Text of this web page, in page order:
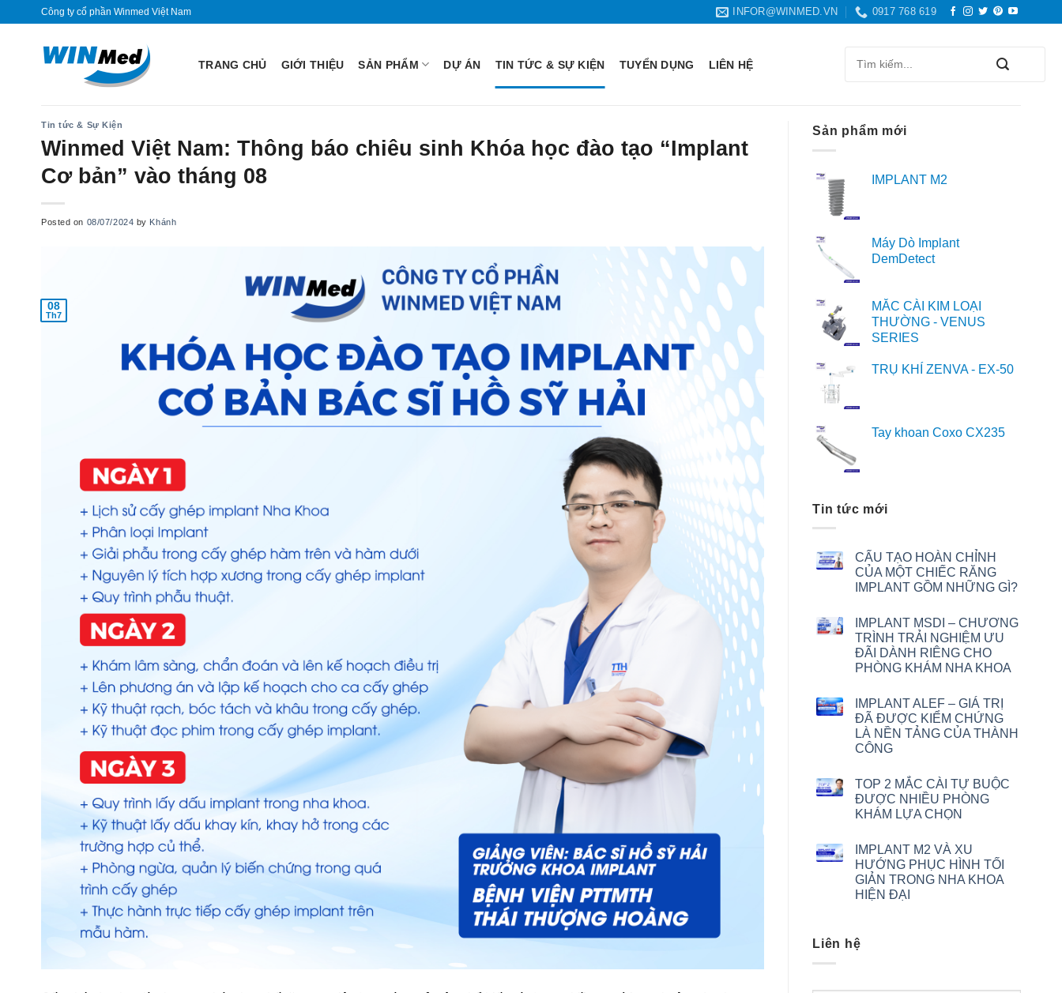
Công ty cổ phần Winmed Việt Nam INFOR@WINMED.VN 0917 768 619
TRANG CHỦ GIỚI THIỆU SẢN PHẨM DỰ ÁN TIN TỨC & SỰ KIỆN TUYỂN DỤNG LIÊN HỆ
Tin tức & Sự Kiện
Winmed Việt Nam: Thông báo chiêu sinh Khóa học đào tạo “Implant
Cơ bản” vào tháng 08
Posted on 08/07/2024 by Khánh
08
Th7
Sản phẩm mới
IMPLANT M2
Máy Dò Implant
DemDetect
MẮC CÀI KIM LOẠI
THƯỜNG - VENUS
SERIES
TRỤ KHÍ ZENVA - EX-50
Tay khoan Coxo CX235
Tin tức mới
CẤU TẠO HOÀN CHỈNH
CỦA MỘT CHIẾC RĂNG
IMPLANT GỒM NHỮNG GÌ?
IMPLANT MSDI – CHƯƠNG
TRÌNH TRẢI NGHIỆM ƯU
ĐÃI DÀNH RIÊNG CHO
PHÒNG KHÁM NHA KHOA
IMPLANT ALEF – GIÁ TRỊ
ĐÃ ĐƯỢC KIỂM CHỨNG
LÀ NỀN TẢNG CỦA THÀNH
CÔNG
TOP 2 MẮC CÀI TỰ BUỘC
ĐƯỢC NHIỀU PHÒNG
KHÁM LỰA CHỌN
IMPLANT M2 VÀ XU
HƯỚNG PHỤC HÌNH TỐI
GIẢN TRONG NHA KHOA
HIỆN ĐẠI
Liên hệ